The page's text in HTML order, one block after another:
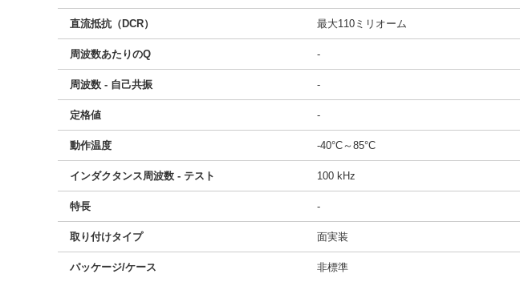
直流抵抗（DCR） 最大110ミリオーム
周波数あたりのQ -
周波数 - 自己共振 -
定格値 -
動作温度 -40°C～85°C
インダクタンス周波数 - テスト 100 kHz
特長 -
取り付けタイプ 面実装
パッケージ/ケース 非標準